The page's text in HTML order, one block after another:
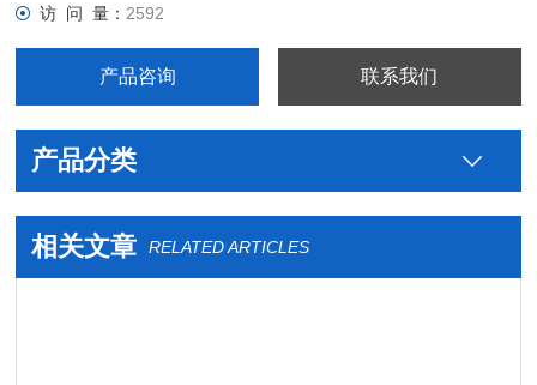
访 问 量： 2592
产品咨询 联系我们
产品分类
相关文章 RELATED ARTICLES